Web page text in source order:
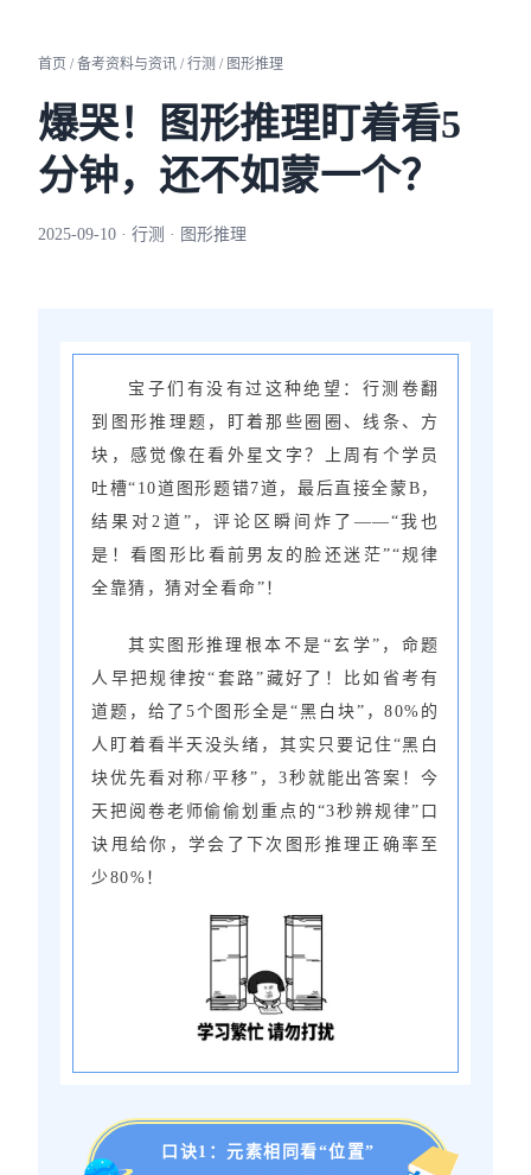
首页 / 备考资料与资讯 / 行测 / 图形推理
爆哭！图形推理盯着看5
分钟，还不如蒙一个？
2025-09-10 · 行测 · 图形推理
宝子们有没有过这种绝望：行测卷翻
到图形推理题，盯着那些圈圈、线条、方
块，感觉像在看外星文字？上周有个学员
吐槽“10道图形题错7道，最后直接全蒙B，
结果对2道”，评论区瞬间炸了——“我也
是！看图形比看前男友的脸还迷茫”“规律
全靠猜，猜对全看命”！
其实图形推理根本不是“玄学”，命题
人早把规律按“套路”藏好了！比如省考有
道题，给了5个图形全是“黑白块”，80%的
人盯着看半天没头绪，其实只要记住“黑白
块优先看对称/平移”，3秒就能出答案！今
天把阅卷老师偷偷划重点的“3秒辨规律”口
诀甩给你，学会了下次图形推理正确率至
少80%！
口诀1：元素相同看“位置”